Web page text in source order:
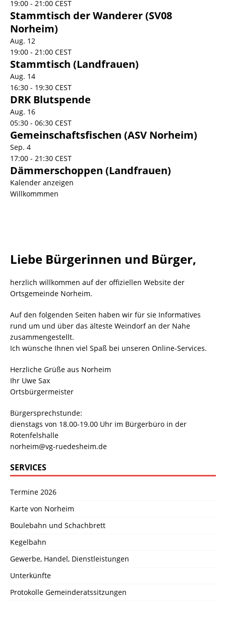
19:00 - 21:00 CEST
Stammtisch der Wanderer (SV08
Norheim)
Aug. 12
19:00 - 21:00 CEST
Stammtisch (Landfrauen)
Aug. 14
16:30 - 19:30 CEST
DRK Blutspende
Aug. 16
05:30 - 06:30 CEST
Gemeinschaftsfischen (ASV Norheim)
Sep. 4
17:00 - 21:30 CEST
Dämmerschoppen (Landfrauen)
Kalender anzeigen
Willkommmen
Liebe Bürgerinnen und Bürger,
herzlich willkommen auf der offiziellen Website der
Ortsgemeinde Norheim.
Auf den folgenden Seiten haben wir für sie Informatives
rund um und über das älteste Weindorf an der Nahe
zusammengestellt.
Ich wünsche Ihnen viel Spaß bei unseren Online-Services.
Herzliche Grüße aus Norheim
Ihr Uwe Sax
Ortsbürgermeister
Bürgersprechstunde:
dienstags von 18.00-19.00 Uhr im Bürgerbüro in der
Rotenfelshalle
norheim@vg-ruedesheim.de
SERVICES
Termine 2026
Karte von Norheim
Boulebahn und Schachbrett
Kegelbahn
Gewerbe, Handel, Dienstleistungen
Unterkünfte
Protokolle Gemeinderatssitzungen